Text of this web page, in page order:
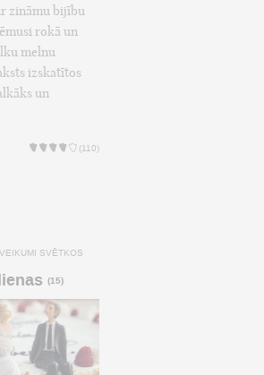
zināmu bijību
rokā un
melnu
izskatītos
un
(110)
SVĒTKOS
(15)